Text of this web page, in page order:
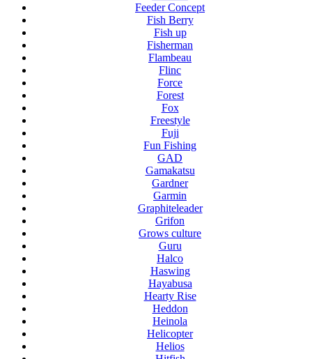
Feeder Concept
Fish Berry
Fish up
Fisherman
Flambeau
Flinc
Force
Forest
Fox
Freestyle
Fuji
Fun Fishing
GAD
Gamakatsu
Gardner
Garmin
Graphiteleader
Grifon
Grows culture
Guru
Halco
Haswing
Hayabusa
Hearty Rise
Heddon
Heinola
Helicopter
Helios